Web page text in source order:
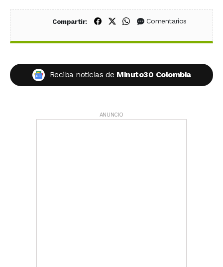
Compartir: Compartir en Facebook
Compartir en X (Twitter)
Compartir en WhatsApp
Comentarios
Reciba noticias de Minuto30 Colombia
ANUNCIO